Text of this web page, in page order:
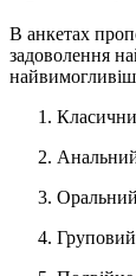
В анкетах
задоволення